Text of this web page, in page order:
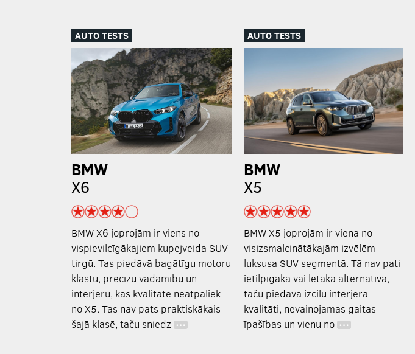
AUTO TESTS
BMW
X6
BMW X6 joprojām ir viens no
vispievilcīgākajiem kupejveida SUV
tirgū. Tas piedāvā bagātīgu motoru
klāstu, precīzu vadāmību un
interjeru, kas kvalitātē neatpaliek
no X5. Tas nav pats praktiskākais
šajā klasē, taču sniedz …
AUTO TESTS
BMW
X5
BMW X5 joprojām ir viena no
visizsmalcinātākajām izvēlēm
luksusa SUV segmentā. Tā nav pati
ietilpīgākā vai lētākā alternatīva,
taču piedāvā izcilu interjera
kvalitāti, nevainojamas gaitas
īpašības un vienu no …